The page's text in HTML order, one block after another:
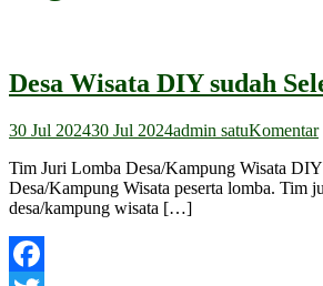
Desa Wisata DIY sudah
30 Jul 202430 Jul 2024admin satuKomentar
Tim Juri Lomba Desa/Kampung Wisata
Desa/Kampung Wisata peserta lomba. Tim
desa/kampung wisata […]